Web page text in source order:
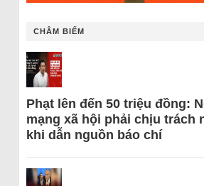
CHÂM BIẾM
Phạt lên đến 50 triệu đồng:
mạng xã hội phải chịu trách
khi dẫn nguồn báo chí